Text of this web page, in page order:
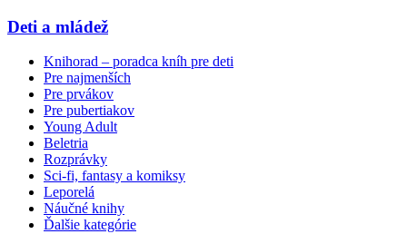
Deti a mládež
Knihorad – poradca kníh pre deti
Pre najmenších
Pre prvákov
Pre pubertiakov
Young Adult
Beletria
Rozprávky
Sci-fi, fantasy a komiksy
Leporelá
Náučné knihy
Ďalšie kategórie